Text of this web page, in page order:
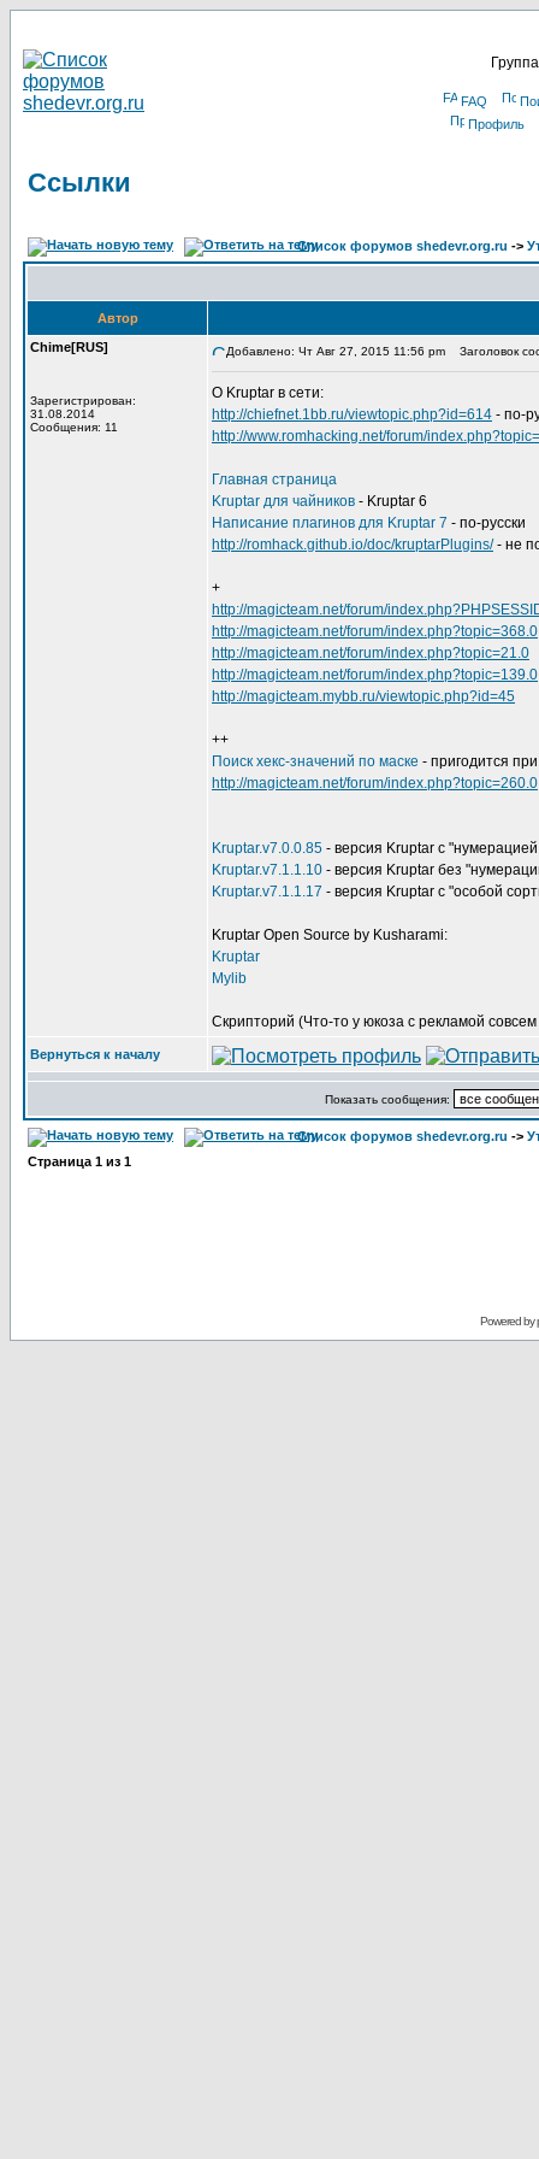
FAQ
Профиль
Ссылки
Список форумов shedevr.org.ru ->
Автор
Chime[RUS]
Зарегистрирован:
31.08.2014
Сообщения: 11
Добавлено: Чт Авг 27, 2015 11:56 pm Заголовок
О Kruptar в сети:
http://chiefnet.1bb.ru/viewtopic.php?id=614 - по-
http://www.romhacking.net/forum/
Главная страница
Kruptar для чайников - Kruptar 6
Написание плагинов для Kruptar 7 - по-русски
http://romhack.github.io/doc/kruptarPlugins/- не
+
http://magicteam.net/forum/
http://magicteam.net/forum/index.php?topic=368.0
http://magicteam.net/forum/index.php?topic=21.0
http://magicteam.net/forum/index.php?topic=139.0
http://magicteam.mybb.ru/viewtopic.php?id=45
++
Поиск хекс-значений по маске - пригодится
http://magicteam.net/forum/index.php?topic=260.0
Kruptar.v7.0.0.85 - версия Kruptar с
Kruptar.v7.1.1.10 - версия Kruptar без
Kruptar.v7.1.1.17 - версия Kruptar с "особой
Kruptar Open Source by Kusharami:
Kruptar
Mylib
Скрипторий (Что-то у юкоза с рекламой
Вернуться к началу
Показать сообщения:
Список форумов shedevr.org.ru ->
Страница 1 из 1
Powered by